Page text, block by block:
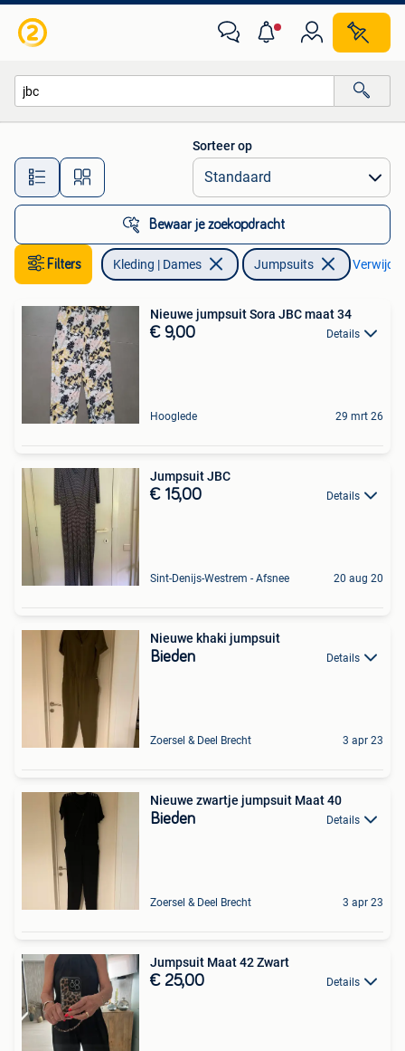
Alle afstanden…
Sorteer op
Bewaar je zoekopdracht
Filters Kleding | Dames Jumpsuits
Nieuwe jumpsuit Sora JBC maat 34
€ 9,00 Details
Hooglede 29 mrt 26
Jumpsuit JBC
€ 15,00 Details
Sint-Denijs-Westrem - Afsnee 20 aug 20
Nieuwe khaki jumpsuit
Bieden Details
Zoersel & Deel Brecht 3 apr 23
Nieuwe zwartje jumpsuit Maat 40
Bieden Details
Zoersel & Deel Brecht 3 apr 23
Jumpsuit Maat 42 Zwart
€ 25,00 Details